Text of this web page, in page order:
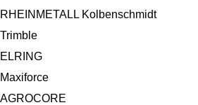
RHEINMETALL Kolbenschmidt
Trimble
ELRING
Maxiforce
AGROCORE